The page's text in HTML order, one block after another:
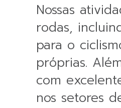
Nossas
rodas,
para o
próprias.
com
nos setores